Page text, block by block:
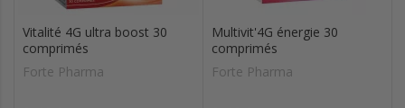
Vitalité 4G ultra boost 30
comprimés
Forte Pharma
Multivit'4G énergie 30
comprimés
Forte Pharma